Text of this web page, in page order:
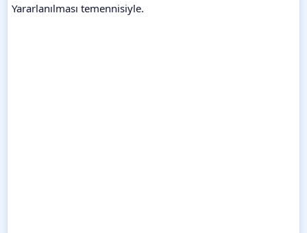
Yararlanılması temennisiyle.